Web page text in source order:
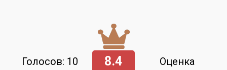
Голосов: 10 8.4 Оценка